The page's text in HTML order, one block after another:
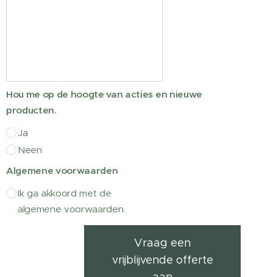
Hou me op de hoogte van acties en nieuwe
producten.
Ja
Neen
Algemene voorwaarden
Ik ga akkoord met de
algemene voorwaarden.
Vraag een
vrijblijvende offerte